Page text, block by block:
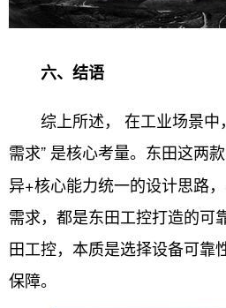
六、结语
综上所述， 在工业场景中
需求” 是核心考量。东田这两款
异+核心能力统一的设计思路
需求，都是东田工控打造的可
田工控，本质是选择设备可靠
保障。